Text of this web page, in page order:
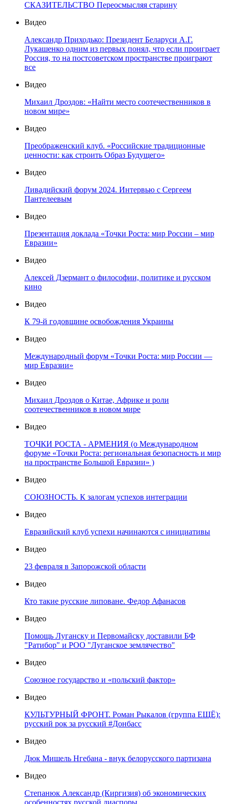
СКАЗИТЕЛЬСТВО Переосмысляя старину
Видео
Александр Приходько: Президент Беларуси А.Г.
Лукашенко одним из первых понял, что если проиграет
Россия, то на постсоветском пространстве проиграют
все
Видео
Михаил Дроздов: «Найти место соотечественников в
новом мире»
Видео
Преображенский клуб. «Российские традиционные
ценности: как строить Образ Будущего»
Видео
Ливадийский форум 2024. Интервью с Сергеем
Пантелеевым
Видео
Презентация доклада «Точки Роста: мир России – мир
Евразии»
Видео
Алексей Дзермант о философии, политике и русском
кино
Видео
К 79-й годовщине освобождения Украины
Видео
Международный форум «Точки Роста: мир России —
мир Евразии»
Видео
Михаил Дроздов о Китае, Африке и роли
соотечественников в новом мире
Видео
ТОЧКИ РОСТА - АРМЕНИЯ (о Международном
форуме «Точки Роста: региональная безопасность и мир
на пространстве Большой Евразии» )
Видео
СОЮЗНОСТЬ. К залогам успехов интеграции
Видео
Евразийский клуб успехи начинаются с инициативы
Видео
23 февраля в Запорожской области
Видео
Кто такие русские липоване. Федор Афанасов
Видео
Помощь Луганску и Первомайску доставили БФ
"Ратибор" и РОО "Луганское землячество"
Видео
Союзное государство и «польский фактор»
Видео
КУЛЬТУРНЫЙ ФРОНТ. Роман Рыкалов (группа ЕЩЁ):
русский рок за русский #Донбасс
Видео
Дюк Мишель Нгебана - внук белорусского партизана
Видео
Степанюк Александр (Киргизия) об экономических